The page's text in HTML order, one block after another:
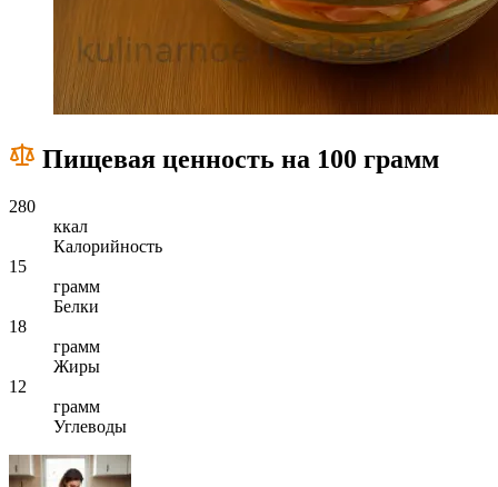
Пищевая ценность на 100 грамм
280
ккал
Калорийность
15
грамм
Белки
18
грамм
Жиры
12
грамм
Углеводы